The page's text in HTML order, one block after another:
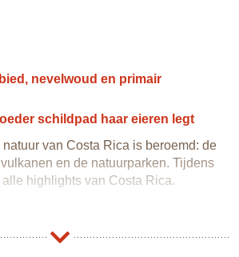
nevelwoud en primair
schildpad haar eieren legt
van Costa Rica is beroemd: de
en de natuurparken. Tijdens
highlights van Costa Rica.
verse vruchtensappen laat je